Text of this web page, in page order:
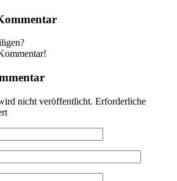
nicht veröffentlicht. Erforderliche